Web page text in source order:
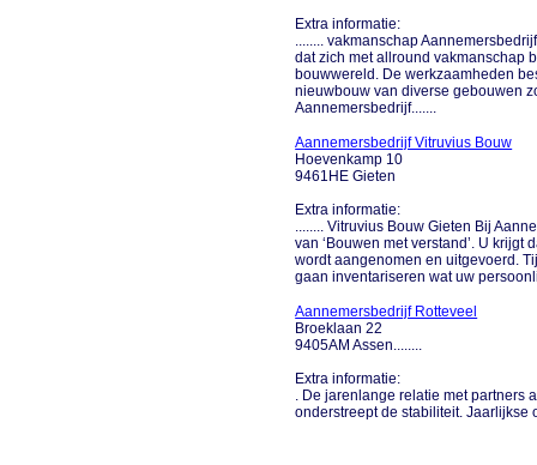
Extra informatie:
........ vakmanschap
dat zich met allround vakmanschap
bouwwereld. De werkzaamheden
nieuwbouw van diverse gebouwen
Aannemersbedrijf.......
Aannemersbedrijf Vitruvius Bouw
Hoevenkamp 10
9461HE Gieten
Extra informatie:
........ Vitruvius Bouw Gieten Bij
van ‘Bouwen met verstand’. U
wordt aangenomen en uitgevoerd.
gaan inventariseren wat uw
Aannemersbedrijf Rotteveel
Broeklaan 22
9405AM Assen........
Extra informatie:
. De jarenlange relatie met partners
onderstreept de stabiliteit. Jaarlijkse